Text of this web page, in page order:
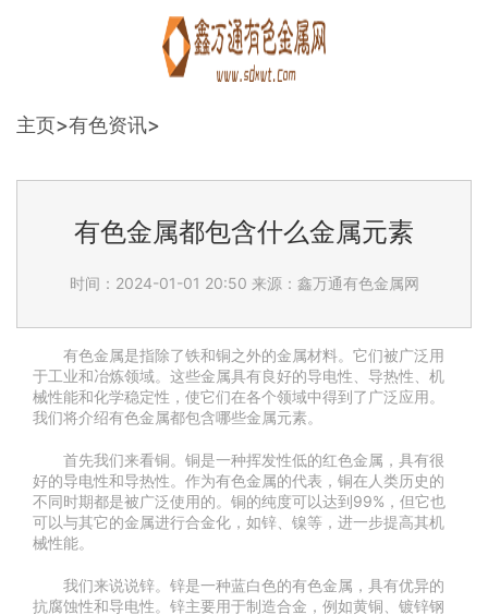
主页>有色资讯>
有色金属都包含什么金属元素
时间：2024-01-01 20:50 来源：鑫万通有色金属网
有色金属是指除了铁和铜之外的金属材料。它们被广泛用
于工业和冶炼领域。这些金属具有良好的导电性、导热性、机
械性能和化学稳定性，使它们在各个领域中得到了广泛应用。
我们将介绍有色金属都包含哪些金属元素。
首先我们来看铜。铜是一种挥发性低的红色金属，具有很
好的导电性和导热性。作为有色金属的代表，铜在人类历史的
不同时期都是被广泛使用的。铜的纯度可以达到99%，但它也
可以与其它的金属进行合金化，如锌、镍等，进一步提高其机
械性能。
我们来说说锌。锌是一种蓝白色的有色金属，具有优异的
抗腐蚀性和导电性。锌主要用于制造合金，例如黄铜、镀锌钢